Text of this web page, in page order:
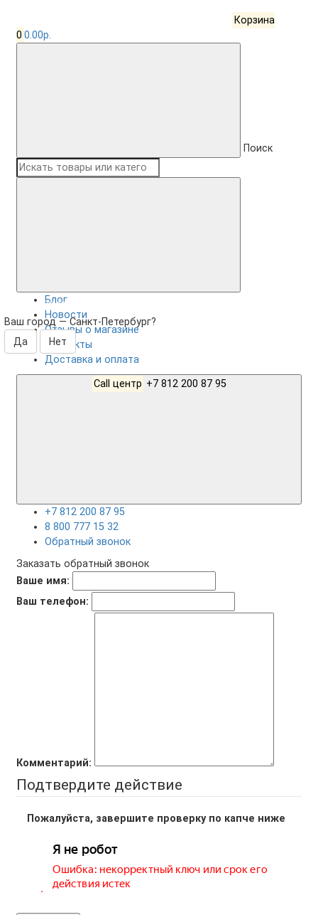
Корзина
0 0.00р.
Поиск
Санкт-Петербург
Ваш город —Санкт-Петербург?
Блог
Новости
Отзывы о магазине
Контакты
Доставка и оплата
Call центр
+7 812 200 87 95
+7 812 200 87 95
8 800 777 15 32
Обратный звонок
Заказать обратный звонок
Ваше имя:
Ваш телефон:
Комментарий:
Подтвердите действие
Пожалуйста, завершите проверку по капче ниже